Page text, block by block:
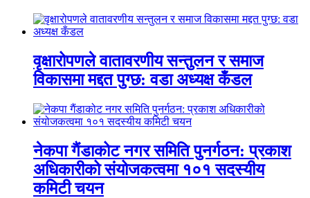
वृक्षारोपणले वातावरणीय सन्तुलन र समाज
विकासमा मद्दत पुग्छ: वडा अध्यक्ष कँडल
नेकपा गैंडाकोट नगर समिति पुनर्गठन: प्रकाश
अधिकारीको संयोजकत्वमा १०१ सदस्यीय
कमिटी चयन